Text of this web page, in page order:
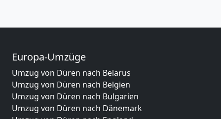
Europa-Umzüge
Umzug von Düren nach Belarus
Umzug von Düren nach Belgien
Umzug von Düren nach Bulgarien
Umzug von Düren nach Dänemark